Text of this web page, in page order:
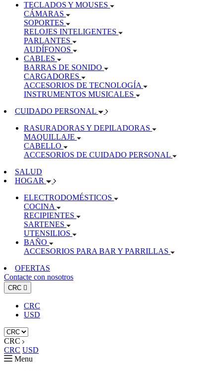
TECLADOS Y MOUSES
CÁMARAS
SOPORTES
RELOJES INTELIGENTES
PARLANTES
AUDÍFONOS
CABLES
BARRAS DE SONIDO
CARGADORES
ACCESORIOS DE TECNOLOGÍA
INSTRUMENTOS MUSICALES
CUIDADO PERSONAL
RASURADORAS Y DEPILADORAS
MAQUILLAJE
CABELLO
ACCESORIOS DE CUIDADO PERSONAL
SALUD
HOGAR
ELECTRODOMÉSTICOS
COCINA
RECIPIENTES
SARTENES
UTENSILIOS
BAÑO
ACCESORIOS PARA BAR Y PARRILLAS
OFERTAS
Contacte con nosotros
CRC 
CRC
USD
CRC
CRC USD
Menu